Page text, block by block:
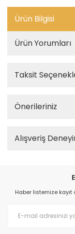
Ürün Bilgisi
Ürün Yorumları
Taksit
Önerileriniz
Alışveriş
Haber listemize